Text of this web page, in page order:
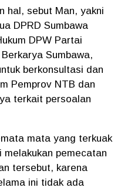
hal, sebut Man, yakni
DPRD Sumbawa
DPW Partai
Sumbawa,
berkonsultasi dan
Pemprov NTB dan
terkait persoalan
mata yang terkuak
melakukan pemecatan
tersebut, karena
ini tidak ada